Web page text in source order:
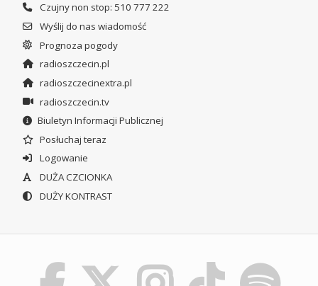
Czujny non stop: 510 777 222
Wyślij do nas wiadomość
Prognoza pogody
radioszczecin.pl
radioszczecinextra.pl
radioszczecin.tv
Biuletyn Informacji Publicznej
Posłuchaj teraz
Logowanie
DUŻA CZCIONKA
DUŻY KONTRAST